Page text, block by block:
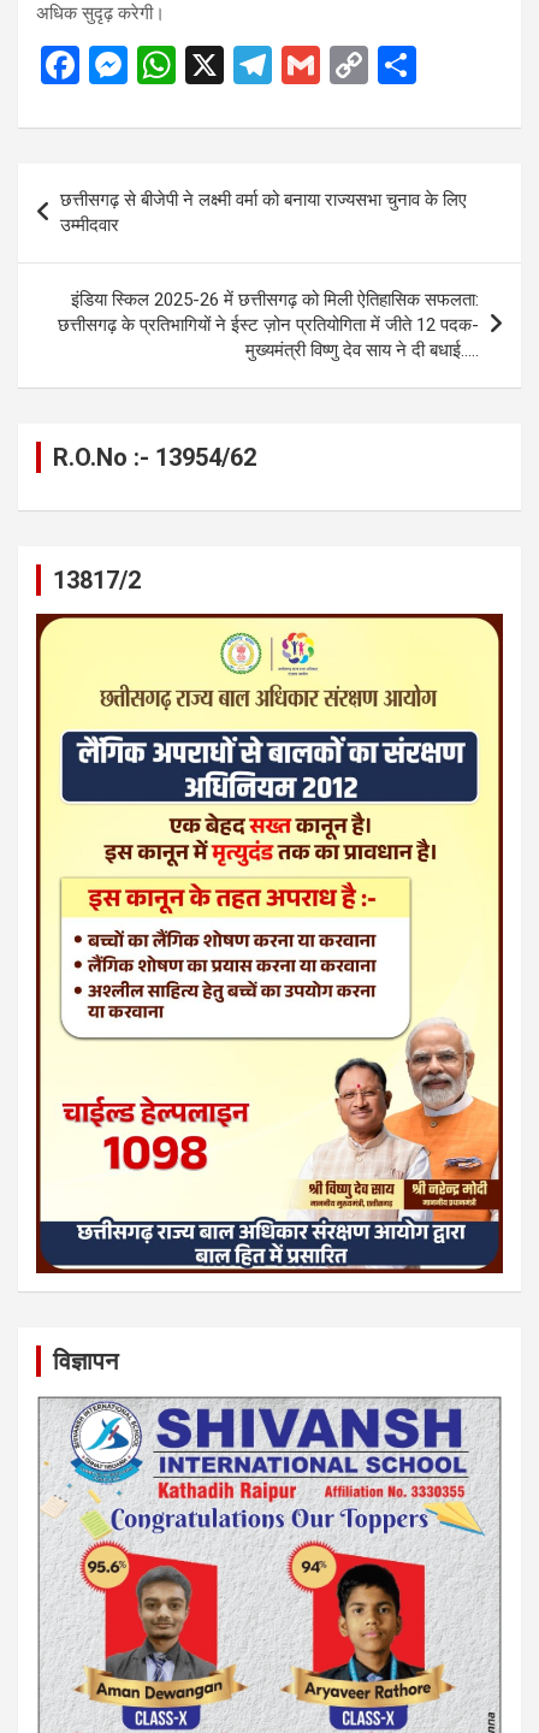
अधिक सुदृढ़ करेगी।
F
ce
b
o
o
k
M
se
n
g
er
W
at
s
A
p
p
X
T
e
gr
a
m
G
ail
C
py
n
k
ar
e
navigation
छत्तीसगढ़ से बीजेपी ने लक्ष्मी वर्मा को बनाया राज्यसभा चुनाव के लिए
उम्मीदवार
इंडिया स्किल 2025-26 में छत्तीसगढ़ को मिली ऐतिहासिक सफलता:
छत्तीसगढ़ के प्रतिभागियों ने ईस्ट ज़ोन प्रतियोगिता में जीते 12 पदक-
मुख्यमंत्री विष्णु देव साय ने दी बधाई…..
R.O.No :- 13954/62
13817/2
विज्ञापन